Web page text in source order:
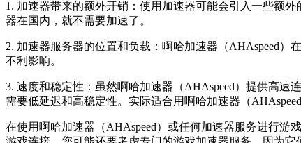
1. 加速器带来的额外开销：使用加速器可能会引入一些额
器在国内，就不需要加速了。
2. 加速器服务器的位置和负载：啊哈加速器（AHAspeed
不利影响。
3. 速度和稳定性：虽然啊哈加速器（AHAspeed）提供高
需要低延迟和高稳定性。实际适合用啊哈加速器（
在使用啊哈加速器（AHAspeed）或任何加速器服务进行